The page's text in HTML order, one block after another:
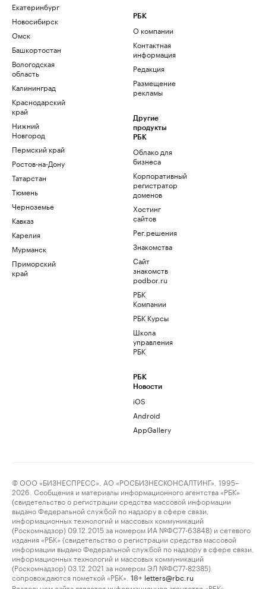
Екатеринбург
Новосибирск
Омск
Башкортостан
Вологодская
область
Калининград
Краснодарский
край
Нижний
Новгород
Пермский край
Ростов-на-Дону
Татарстан
Тюмень
Черноземье
Кавказ
Карелия
Мурманск
Приморский
край
РБК
О компании
Контактная
информация
Редакция
Размещение
рекламы
Другие
продукты
РБК
Облако для
бизнеса
Корпоративный
регистратор
доменов
Хостинг
сайтов
Рег.решения
Знакомства
Сайт
знакомств
podbor.ru
РБК
Компании
РБК Курсы
Школа
управления
РБК
РБК
Новости
iOS
Android
AppGallery
© ООО «БИЗНЕСПРЕСС», АО «РОСБИЗНЕСКОНСАЛТИНГ», 1995–
2026. Сообщения и материалы информационного агентства «РБК»
(свидетельство о регистрации средства массовой информации
выдано Федеральной службой по надзору в сфере связи,
информационных технологий и массовых коммуникаций
(Роскомнадзор) 09.12.2015 за номером ИА №ФС77-63848) и сетевого
издания «РБК» (свидетельство о регистрации средства массовой
информации выдано Федеральной службой по надзору в сфере связи,
информационных технологий и массовых коммуникаций
(Роскомнадзор) 03.12.2021 за номером ЭЛ №ФС77-82385)
сопровождаются пометкой «РБК».
18+ letters@rbc.ru